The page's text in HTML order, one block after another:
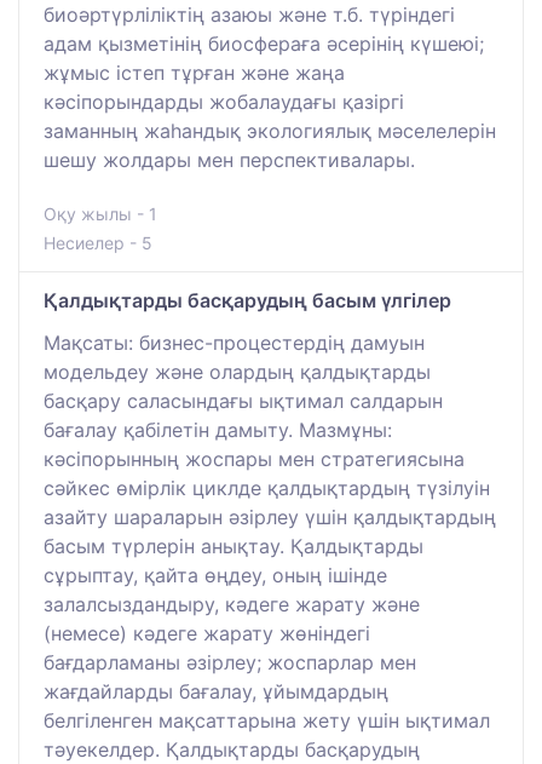
биоәртүрліліктің азаюы және т.б. түріндегі
адам қызметінің биосфераға әсерінің күшеюі;
жұмыс істеп тұрған және жаңа
кәсіпорындарды жобалаудағы қазіргі
заманның жаһандық экологиялық мәселелерін
шешу жолдары мен перспективалары.
Оқу жылы - 1
Несиелер - 5
Қалдықтарды басқарудың басым үлгілер
Мақсаты: бизнес-процестердің дамуын
модельдеу және олардың қалдықтарды
басқару саласындағы ықтимал салдарын
бағалау қабілетін дамыту. Мазмұны:
кәсіпорынның жоспары мен стратегиясына
сәйкес өмірлік циклде қалдықтардың түзілуін
азайту шараларын әзірлеу үшін қалдықтардың
басым түрлерін анықтау. Қалдықтарды
сұрыптау, қайта өңдеу, оның ішінде
залалсыздандыру, кәдеге жарату және
(немесе) кәдеге жарату жөніндегі
бағдарламаны әзірлеу; жоспарлар мен
жағдайларды бағалау, ұйымдардың
белгіленген мақсаттарына жету үшін ықтимал
тәуекелдер. Қалдықтарды басқарудың